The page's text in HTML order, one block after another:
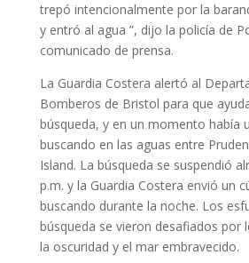
trepó intencionalmente por la
y entró al agua ”, dijo la policía de
comunicado de prensa.
La Guardia Costera alertó al
Bomberos de Bristol para que
búsqueda, y en un momento había
buscando en las aguas entre
Island. La búsqueda se suspendió
p.m. y la Guardia Costera envió un
buscando durante la noche. Los
búsqueda se vieron desafiados por
la oscuridad y el mar embravecido.